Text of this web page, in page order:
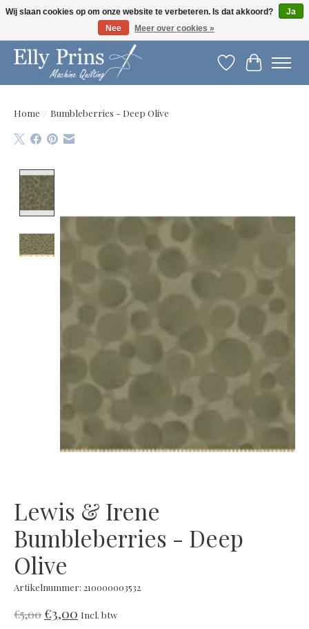
Let op: gewijzigde openingstijden!
Verlanglijst
Home / Bumbleberries - Deep Olive
Lewis & Irene
Bumbleberries - Deep
Olive
Artikelnummer: 210000003532
€5,00€3,00 Incl. btw
Wij slaan cookies op om onze website te verbeteren. Is dat akkoord?
Ja
Nee
Meer over cookies »